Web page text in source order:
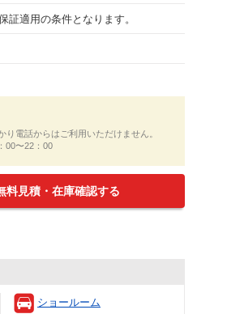
適用の条件となります。
り電話からはご利用いただけません。
00〜22：00
料見積・在庫確認する
ショールーム